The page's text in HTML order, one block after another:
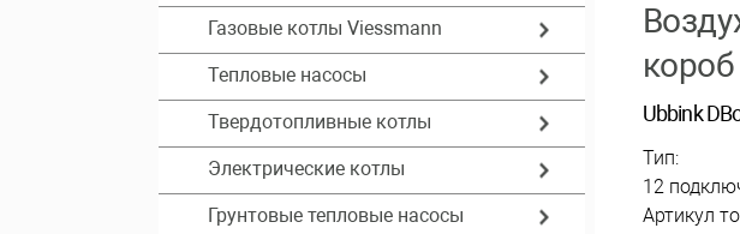
Газовые котлы Viessmann
Тепловые насосы
Твердотопливные котлы
Электрические котлы
Грунтовые тепловые насосы
короб
Ubbink
Тип:
12
Артикул